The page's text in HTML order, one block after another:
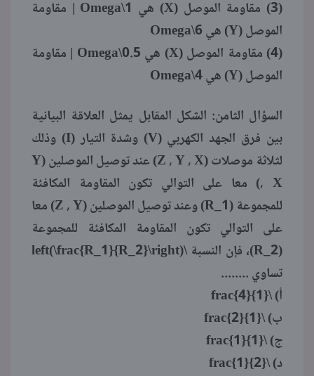
(3) مقاومة الموصل (X) هي 1\Omega | مقاومة
الموصل (Y) هي 6\Omega
(4) مقاومة الموصل (X) هي 0.5\Omega | مقاومة
الموصل (Y) هي 4\Omega
السؤال الثامن: الشكل المقابل يمثل العلاقة البيانية
بين فرق الجهد الكهربي (V) وشدة التيار (I) وذلك
لثلاثة موصلات (Z , Y , X) عند توصيل الموصلين (Y
, X) معا على التوالي تكون المقاومة المكافئة
للمجموعة (R_1) وعند توصيل الموصلين (Z , Y) معا
على التوالي تكون المقاومة المكافئة للمجموعة
(R_2)، فإن النسبة \left(\frac{R_1}{R_2}\right)
تساوي ........
أ) \frac{4}{1}
ب) \frac{2}{1}
ج) \frac{1}{1}
د) \frac{1}{2}